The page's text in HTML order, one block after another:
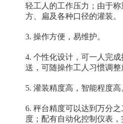
轻工人的工作压力；由于称
方、扁及各种口径的灌装。
3. 操作方便，易维护。
4. 个性化设计，可一人完
送，可随操作工人习惯调整
5. 灌装精度高，智能程度高
6. 秤台精度可以达到万分
度；配有自动化控制仪表